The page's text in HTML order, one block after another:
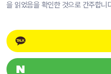
을 읽었음을 확인한 것으로 간주합니